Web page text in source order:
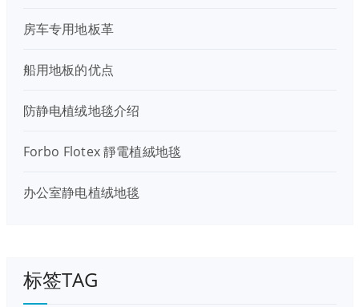
房车专用地板革
船用地板的优点
防静电植绒地毯介绍
Forbo Flotex 靜電植絨地毯
办公室静电植绒地毯
标签TAG